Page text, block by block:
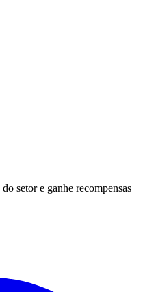
setor e ganhe recompensas